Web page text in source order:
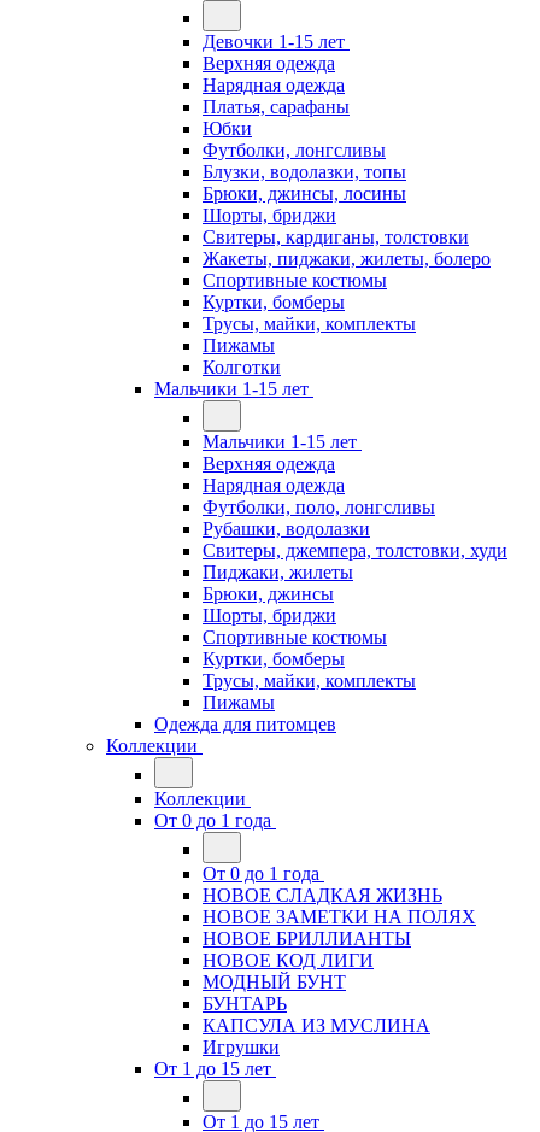
Девочки 1-15 лет
Верхняя одежда
Нарядная одежда
Платья, сарафаны
Юбки
Футболки, лонгсливы
Блузки, водолазки, топы
Брюки, джинсы, лосины
Шорты, бриджи
Свитеры, кардиганы, толстовки
Жакеты, пиджаки, жилеты, болеро
Спортивные костюмы
Куртки, бомберы
Трусы, майки, комплекты
Пижамы
Колготки
Мальчики 1-15 лет
Мальчики 1-15 лет
Верхняя одежда
Нарядная одежда
Футболки, поло, лонгсливы
Рубашки, водолазки
Свитеры, джемпера, толстовки, худи
Пиджаки, жилеты
Брюки, джинсы
Шорты, бриджи
Спортивные костюмы
Куртки, бомберы
Трусы, майки, комплекты
Пижамы
Одежда для питомцев
Коллекции
Коллекции
От 0 до 1 года
От 0 до 1 года
НОВОЕ СЛАДКАЯ ЖИЗНЬ
НОВОЕ ЗАМЕТКИ НА ПОЛЯХ
НОВОЕ БРИЛЛИАНТЫ
НОВОЕ КОД ЛИГИ
МОДНЫЙ БУНТ
БУНТАРЬ
КАПСУЛА ИЗ МУСЛИНА
Игрушки
От 1 до 15 лет
От 1 до 15 лет